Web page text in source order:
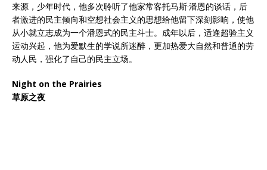
来源，少年时代，他多次聆听了他家常客托马斯·潘恩的谈话，后
者激进的民主倾向和空想社会主义的思想给他留下深刻影响，使他
从小就立志成为一个潘恩式的民主斗士。成年以后，适逢超验主义
运动兴起，他为爱默生的学说所迷醉，更加热爱大自然和普通的劳
动人民，强化了自己的民主立场。
Night on the Prairies
草原之夜